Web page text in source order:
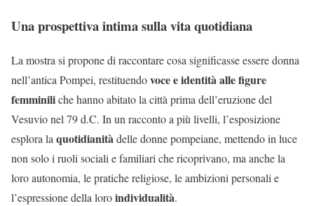
Una prospettiva intima sulla vita quotidiana
La mostra si propone di raccontare cosa significasse essere donna
nell’antica Pompei, restituendovoce e identità alle figure
femminiliche hanno abitato la città prima dell’eruzione del
Vesuvio nel 79 d.C. In un racconto a più livelli, l’esposizione
esplora la quotidianitàdelle donne pompeiane, mettendo in luce
non solo i ruoli sociali e familiari che ricoprivano, ma anche la
loro autonomia, le pratiche religiose, le ambizioni personali e
l’espressione della loroindividualità.